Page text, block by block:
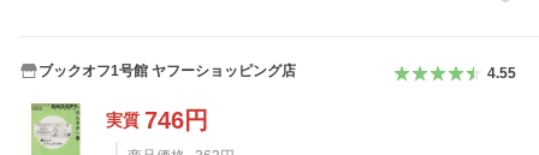
ブックオフ1号館 ヤフーショッピング店 4.55
実質 746円